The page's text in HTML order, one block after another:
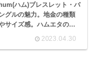
hum(ハム)ブレスレット・バ
グルの魅力。地金の種類
サイズ感。ハムエタの削
2023.04.30